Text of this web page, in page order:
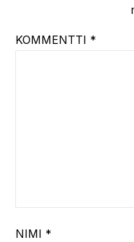
KOMMENTTI *
NIMI *